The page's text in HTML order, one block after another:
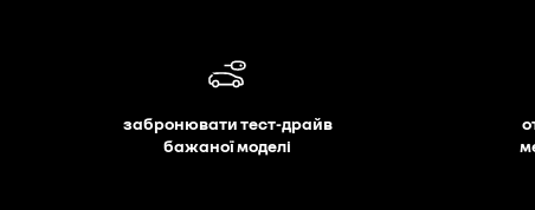
забронювати тест-драйв
бажаної моделі